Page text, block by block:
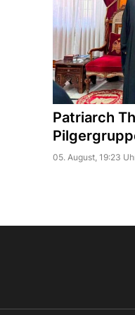
Patriarch
05. August, 19:23